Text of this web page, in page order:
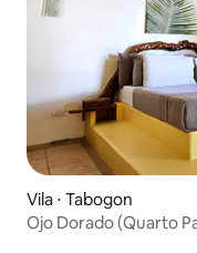
Vila ⋅ Tabogon
Ojo Dorado (Quarto